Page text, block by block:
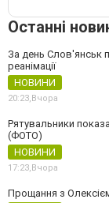
Останні
За день Слов'янськ
реанімації
НОВИНИ
20:23, Вчора
Рятувальники
(ФОТО)
НОВИНИ
17:23, Вчора
Прощання з